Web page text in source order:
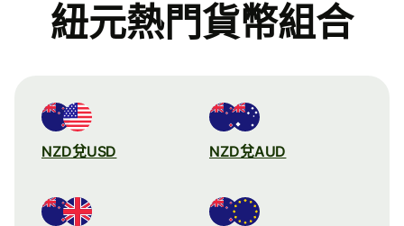
紐元熱門貨幣組合
NZD兌USD NZD兌AUD